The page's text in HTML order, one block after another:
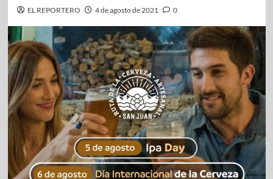
EL REPORTERO 4 de agosto de 2021 0